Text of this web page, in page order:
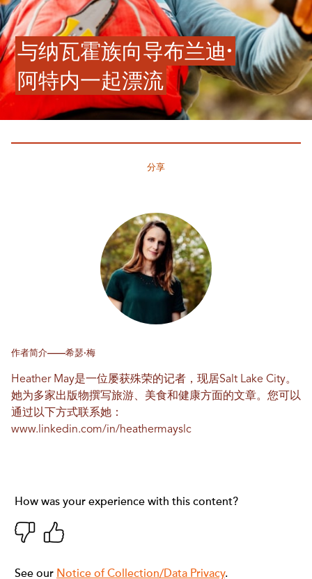
与纳瓦霍族向导布兰迪·
阿特内一起漂流
分享
作者简介——希瑟·梅
Heather May是一位屡获殊荣的记者，现居Salt Lake City。
她为多家出版物撰写旅游、美食和健康方面的文章。您可以
通过以下方式联系她：
www.linkedin.com/in/heathermayslc